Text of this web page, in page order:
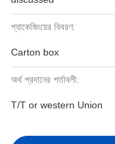
প্যাকেজিংয়ের বিবরণ:
Carton box
অর্থ প্রদানের শর্তাবলী:
T/T or western Union